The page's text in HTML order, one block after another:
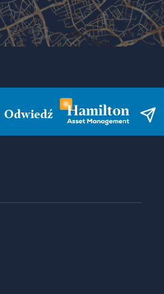
Odwiedź